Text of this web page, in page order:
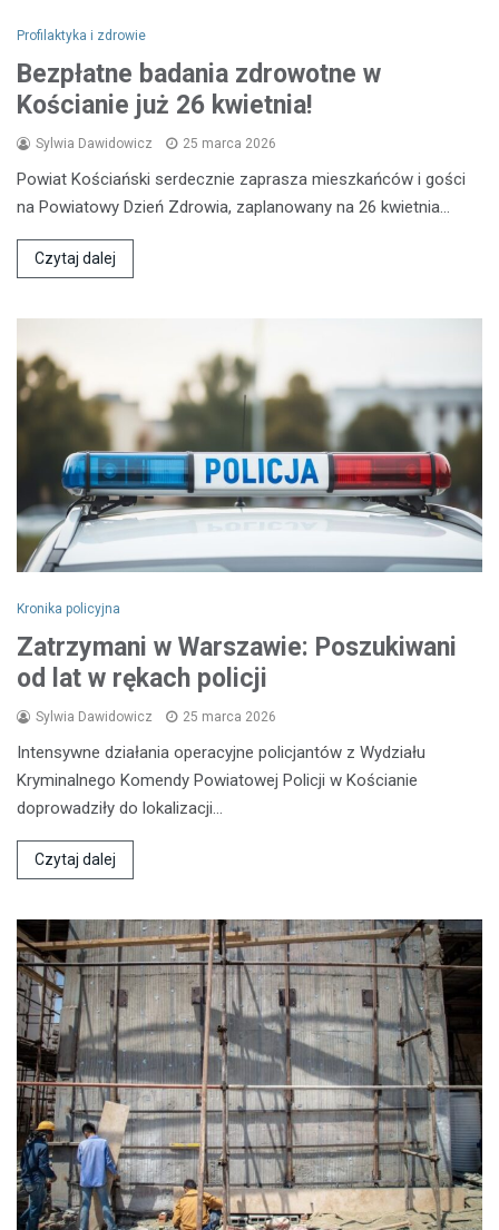
Profilaktyka i zdrowie
Bezpłatne badania zdrowotne w
Kościanie już 26 kwietnia!
Sylwia Dawidowicz 25 marca 2026
Powiat Kościański serdecznie zaprasza mieszkańców i gości
na Powiatowy Dzień Zdrowia, zaplanowany na 26 kwietnia…
Czytaj dalej
Kronika policyjna
Zatrzymani w Warszawie: Poszukiwani
od lat w rękach policji
Sylwia Dawidowicz 25 marca 2026
Intensywne działania operacyjne policjantów z Wydziału
Kryminalnego Komendy Powiatowej Policji w Kościanie
doprowadziły do lokalizacji…
Czytaj dalej